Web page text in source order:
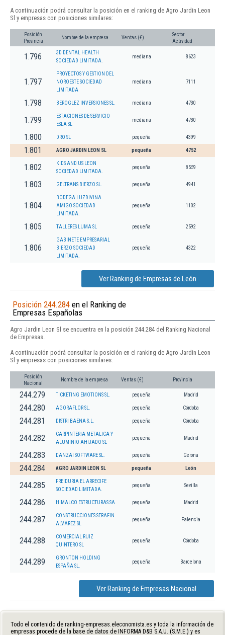
A continuación podrá consultar la posición en el ranking de Agro Jardin Leon
Sl y empresas con posiciones similares:
Posición
Provincia
Nombre de la empresa Ventas (€)
Sector
Actividad
1.796
3D DENTAL HEALTH
SOCIEDAD LIMITADA.
mediana 8623
1.797
PROYECTOS Y GESTION DEL
NOROESTE SOCIEDAD
LIMITADA
mediana 7111
1.798 BEROGLEZ INVERSIONES SL. mediana 4730
1.799
ESTACIONES DE SERVICIO
ESLA SL
mediana 4730
1.800 DRO SL pequeña 4399
1.801 AGRO JARDIN LEON SL pequeña 4752
1.802
KIDS AND US LEON
SOCIEDAD LIMITADA.
pequeña 8559
1.803 GELTRANS BIERZO SL. pequeña 4941
1.804
BODEGA LUZDIVINA
AMIGO SOCIEDAD
LIMITADA.
pequeña 1102
1.805 TALLERES LUMA SL pequeña 2592
1.806
GABINETE EMPRESARIAL
BIERZO SOCIEDAD
LIMITADA.
pequeña 4322
Ver Ranking de Empresas de León
Posición 244.284 en el Ranking de
Empresas Españolas
Agro Jardin Leon Sl se encuentra en la posición 244.284 del Ranking Nacional
de Empresas.
A continuación podrá consultar la posición en el ranking de Agro Jardin Leon
Sl y empresas con posiciones similares:
Posición
Nacional
Nombre de la empresa Ventas (€) Provincia
244.279 TICKETING EMOTIONS SL. pequeña Madrid
244.280 AGORAFLOR SL. pequeña Córdoba
244.281 DISTRI BAENA S.L. pequeña Córdoba
244.282
CARPINTERIA METALICA Y
ALUMINIO AHIJADO SL
pequeña Madrid
244.283 DANZAI SOFTWARE SL. pequeña Gerona
244.284 AGRO JARDIN LEON SL pequeña León
244.285
FREIDURIA EL ARRECIFE
SOCIEDAD LIMITADA.
pequeña Sevilla
244.286 HIMALCO ESTRUCTURAS SA pequeña Madrid
244.287
CONSTRUCCIONES SERAFIN
ALVAREZ SL
pequeña Palencia
244.288
COMERCIAL RUIZ
QUINTERO SL
pequeña Córdoba
244.289
GRONTON HOLDING
ESPAÑA SL.
pequeña Barcelona
Ver Ranking de Empresas Nacional
Todo el contenido de ranking-empresas.eleconomista.es y toda la información de
empresas procede de la base de datos de INFORMA D&B S.A.U. (S.M.E.) y es